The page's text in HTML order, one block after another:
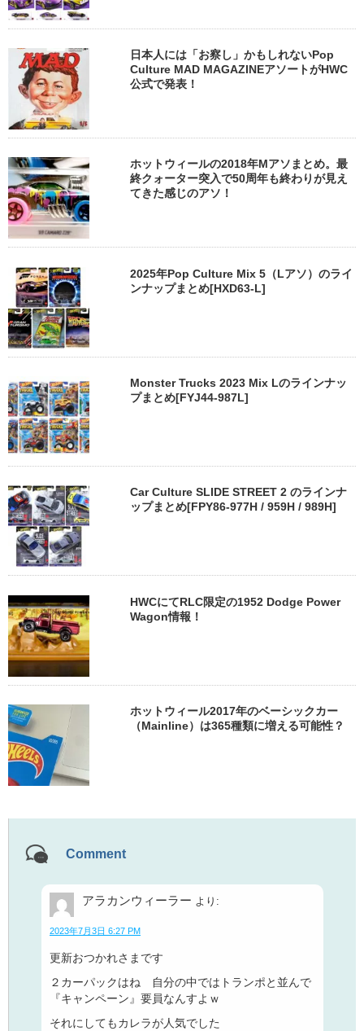
日本人には「お察し」かもしれないPop
Culture MAD MAGAZINEアソートがHWC
公式で発表！
ホットウィールの2018年Mアソまとめ。最
終クォーター突入で50周年も終わりが見え
てきた感じのアソ！
2025年Pop Culture Mix 5（Lアソ）のライ
ンナップまとめ[HXD63-L]
Monster Trucks 2023 Mix Lのラインナッ
プまとめ[FYJ44-987L]
Car Culture SLIDE STREET 2 のラインナ
ップまとめ[FPY86-977H / 959H / 989H]
HWCにてRLC限定の1952 Dodge Power
Wagon情報！
ホットウィール2017年のベーシックカー
（Mainline）は365種類に増える可能性？
Comment
アラカンウィーラー より:
2023年7月3日 6:27 PM
更新おつかれさまです
２カーパックはね 自分の中ではトランポと並んで
『キャンペーン』要員なんすよｗ
それにしてもカレラが人気でした